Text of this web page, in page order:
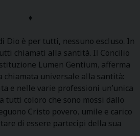
♦
Dio è per tutti, nessuno escluso. In
chiamati alla santità. Il Concilio
Lumen Gentium, afferma
chiamata universale alla santità:
e nelle varie professioni un’unica
tutti coloro che sono mossi dallo
Cristo povero, umile e carico
di essere partecipi della sua